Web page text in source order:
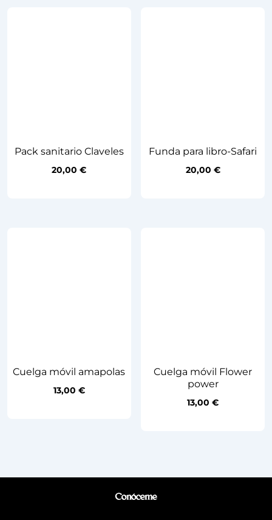
Pack sanitario Claveles
20,00€
Funda para libro-Safari
20,00 €
Cuelga móvil amapolas
13,00 €
Cuelga móvil Flower
power
13,00€
Conóceme